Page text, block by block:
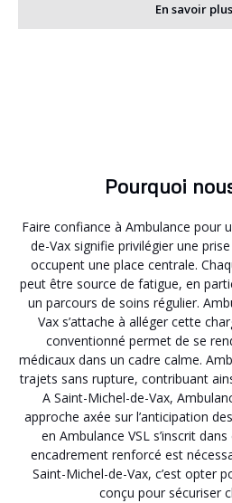
En savoir
Pourquoi
Faire confiance à Ambulance pour
de-Vax signifie privilégier une
occupent une place centrale.
peut être source de fatigue, en
un parcours de soins régulier.
Vax s’attache à alléger cette
conventionné permet de se
médicaux dans un cadre calme.
trajets sans rupture, contribuant
A Saint-Michel-de-Vax,
approche axée sur l’anticipation
en Ambulance VSL s’inscrit
encadrement renforcé est
Saint-Michel-de-Vax, c’est opter
conçu pour sécuriser